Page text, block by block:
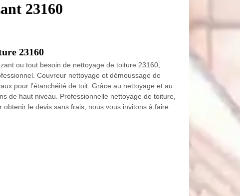
23160
23160
ou tout besoin de nettoyage de toiture 23160,
Couvreur nettoyage et démoussage de
pour l’étanchéité de toit. Grâce au nettoyage et au
de haut niveau. Professionnelle nettoyage de toiture,
le devis sans frais, nous vous invitons à faire